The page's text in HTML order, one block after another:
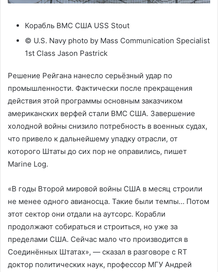
Корабль ВМС США USS Stout
© U.S. Navy photo by Mass Communication Specialist
1st Class Jason Pastrick
Решение Рейгана нанесло серьёзный удар по
промышленности. Фактически после прекращения
действия этой программы основным заказчиком
американских верфей стали ВМС США. Завершение
холодной войны снизило потребность в военных судах,
что привело к дальнейшему упадку отрасли, от
которого Штаты до сих пор не оправились, пишет
Marine Log.
«В годы Второй мировой войны США в месяц строили
не менее одного авианосца. Такие были темпы… Потом
этот сектор они отдали на аутсорс. Корабли
продолжают собираться и строиться, но уже за
пределами США. Сейчас мало что производится в
Соединённых Штатах», — сказал в разговоре с RT
доктор политических наук, профессор МГУ Андрей